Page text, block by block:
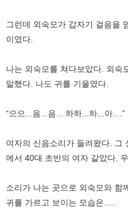
그런데 외숙모가 갑자기 걸음을
이였다.
나는 외숙모를 쳐다보았다. 외숙
말했다. 나도 귀를 기울였다.
“으으...음...음... 하하...하...아....”
여자의 신음소리가 들려왔다. 그
에서 40대 초반의 여자 같았다.
소리가 나는 곳으로 외숙모와 함
귀를 가르고 보이는 모습은.....